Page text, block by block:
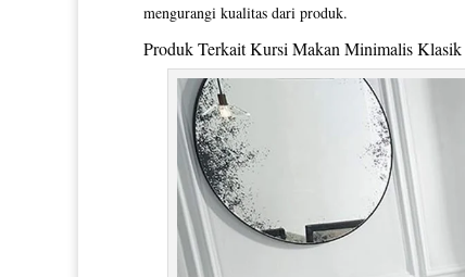
mengurangi kualitas dari produk.
Produk TerkaitKursi Makan Minimalis Klasik